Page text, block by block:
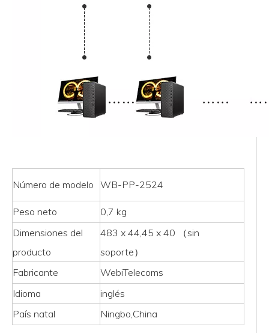
Número de modelo ‎WB-PP-2524
Peso neto
0,7 kg
Dimensiones del
producto
483 x 44,45 x 40 （sin
soporte）
Fabricante
‎WebiTelecoms
Idioma
‎inglés
País natal
‎Ningbo,China